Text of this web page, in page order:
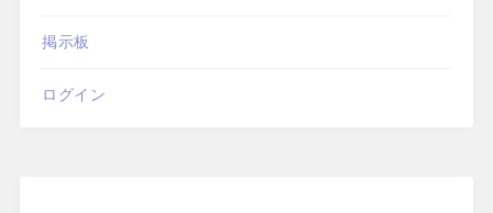
掲示板
ログイン